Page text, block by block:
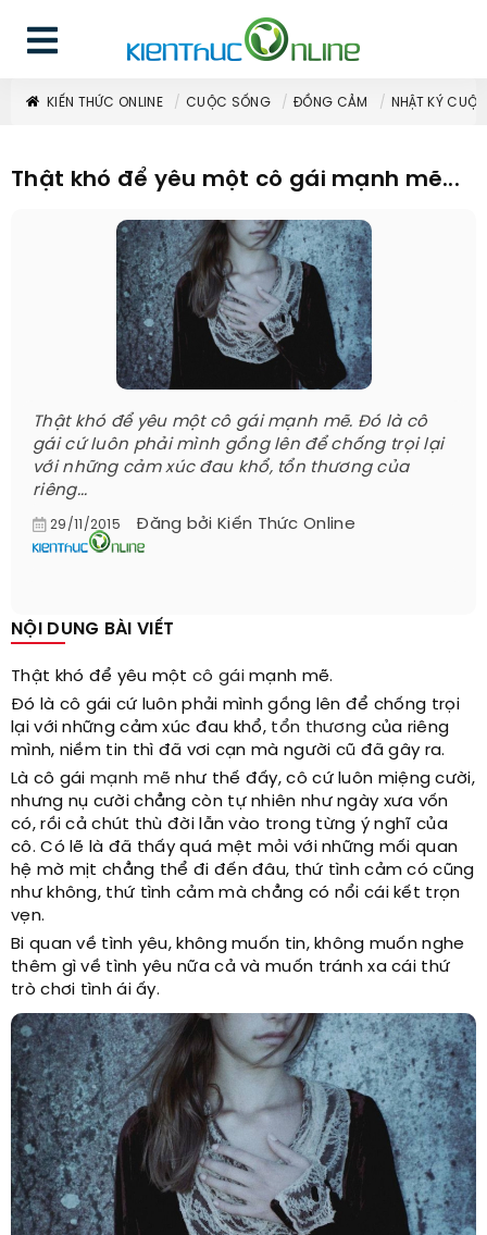
KIẾN THỨC ONLINE CUỘC SỐNG ĐỒNG CẢM NHẬT KÝ
Thật khó để yêu một cô gái mạnh mẽ...
Thật khó để yêu một cô gái mạnh mẽ. Đó là cô
gái cứ luôn phải mình gồng lên để chống trọi lại
với những cảm xúc đau khổ, tổn thương của
riêng...
29/11/2015 Đăng bởi Kiến Thức Online
NỘI DUNG BÀI VIẾT
Thật khó để yêu mộtcô gáimạnh mẽ.
Đó là cô gái cứ luôn phải mình gồng lên để chống trọi
lại với những cảm xúc đau khổ, tổn thương của riêng
mình, niềm tin thì đã vơi cạn mà người cũ đã gây ra.
Là cô gáimạnh mẽ như thế đấy, cô cứ luôn miệng cười,
nhưng nụ cười chẳng còn tự nhiên như ngày xưa vốn
có, rồi cả chút thù đời lẫn vào trong từng ý nghĩ của
cô. Có lẽ là đã thấy quá mệt mỏi với những mối quan
hệ mờ mịt chẳng thể đi đến đâu, thứ tình cảm có cũng
như không, thứ tình cảm mà chẳng có nổi cái kết trọn
vẹn.
Bi quan về tình yêu, không muốn tin, không muốn nghe
thêm gì về tình yêu nữa cả và muốn tránh xa cái thứ
trò chơi tình ái ấy.